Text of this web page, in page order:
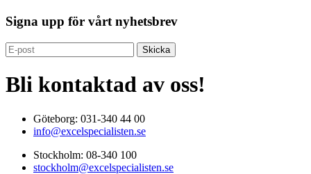
Signa upp för vårt nyhetsbrev
Bli kontaktad av oss!
Göteborg: 031-340 44 00
info@excelspecialisten.se
Stockholm: 08-340 100
stockholm@excelspecialisten.se